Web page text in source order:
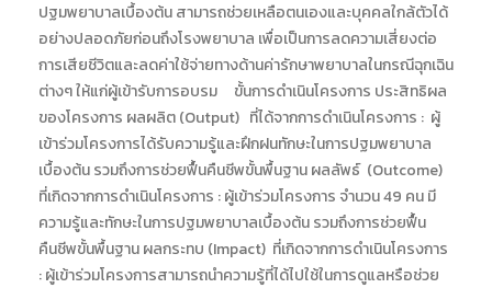
ปฐมพยาบาลเบื้องต้น สามารถช่วยเหลือตนเองและบุคคลใกล้ตัวได้
อย่างปลอดภัยก่อนถึงโรงพยาบาล เพื่อเป็นการลดความเสี่ยงต่อ
การเสียชีวิตและลดค่าใช้จ่ายทางด้านค่ารักษาพยาบาลในกรณีฉุกเฉิน
ต่างๆ ให้แก่ผู้เข้ารับการอบรม ขั้นการดำเนินโครงการ ประสิทธิผล
ของโครงการ ผลผลิต (Output) ที่ได้จากการดำเนินโครงการ : ผู้
เข้าร่วมโครงการได้รับความรู้และฝึกฝนทักษะในการปฐมพยาบาล
เบื้องต้น รวมถึงการช่วยฟื้นคืนชีพขั้นพื้นฐาน ผลลัพธ์ (Outcome)
ที่เกิดจากการดำเนินโครงการ : ผู้เข้าร่วมโครงการ จำนวน 49 คน มี
ความรู้และทักษะในการปฐมพยาบาลเบื้องต้น รวมถึงการช่วยฟื้น
คืนชีพขั้นพื้นฐาน ผลกระทบ (Impact) ที่เกิดจากการดำเนินโครงการ
: ผู้เข้าร่วมโครงการสามารถนำความรู้ที่ได้ไปใช้ในการดูแลหรือช่วย